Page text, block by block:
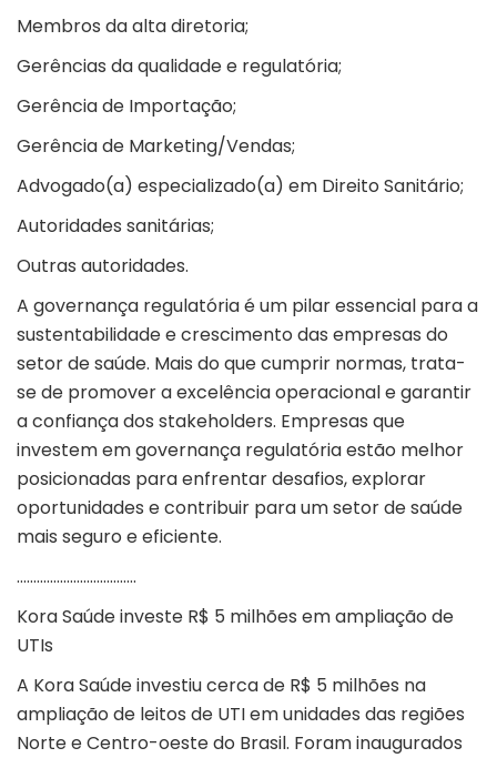
Membros da alta diretoria;
Gerências da qualidade e regulatória;
Gerência de Importação;
Gerência de Marketing/Vendas;
Advogado(a) especializado(a) em Direito Sanitário;
Autoridades sanitárias;
Outras autoridades.
A governança regulatória é um pilar essencial para a
sustentabilidade e crescimento das empresas do
setor de saúde. Mais do que cumprir normas, trata-
se de promover a excelência operacional e garantir
a confiança dos stakeholders. Empresas que
investem em governança regulatória estão melhor
posicionadas para enfrentar desafios, explorar
oportunidades e contribuir para um setor de saúde
mais seguro e eficiente.
………………………………
Kora Saúde investe R$ 5 milhões em ampliação de
UTIs
A Kora Saúde investiu cerca de R$ 5 milhões na
ampliação de leitos de UTI em unidades das regiões
Norte e Centro-oeste do Brasil. Foram inaugurados